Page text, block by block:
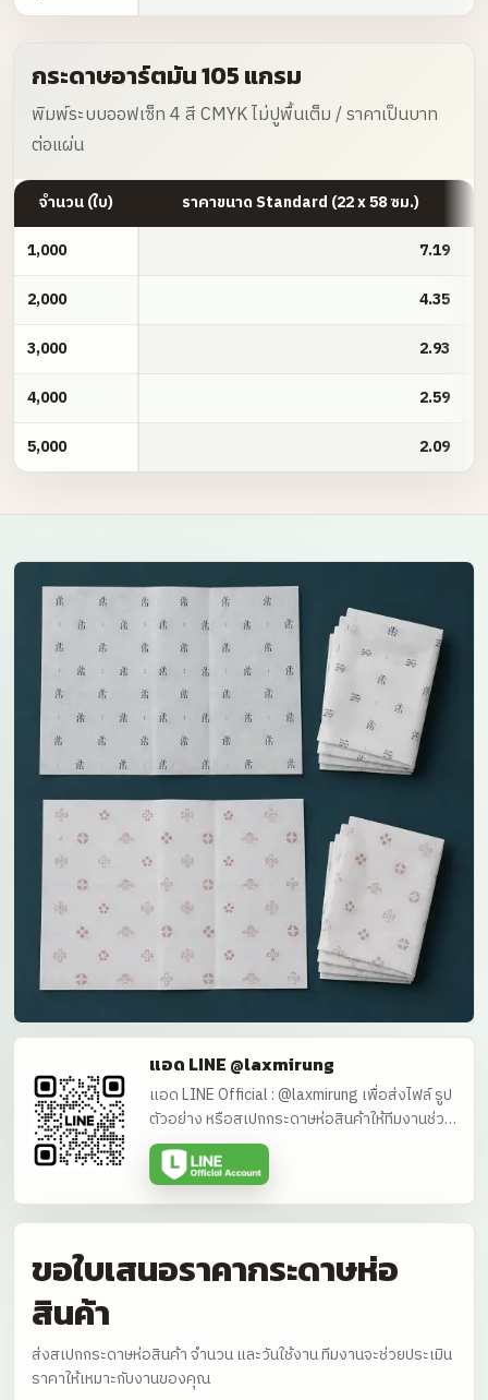
กระดาษอาร์ตมัน 105 แกรม
พิมพ์ระบบออฟเซ็ท 4 สี CMYK ไม่ปูพื้นเต็ม / ราคาเป็นบาท
ต่อแผ่น
กระดาษอาร์ตมัน 105 แกรม
จำนวน (ใบ)
ราคาขนาด Standard (22 x 58 ซม.)
1,000
7.19
2,000
4.35
3,000
2.93
4,000
2.59
5,000
2.09
แอด LINE @laxmirung
แอด LINE Official : @laxmirung เพื่อส่งไฟล์ รูป
ตัวอย่าง หรือสเปกกระดาษห่อสินค้าให้ทีมงานช่วย
ประเมินราคาได้โดยตรง
ขอใบเสนอราคากระดาษห่อ
สินค้า
ส่งสเปกกระดาษห่อสินค้า จำนวน และวันใช้งาน ทีมงานจะช่วยประเมิน
ราคาให้เหมาะกับงานของคุณ